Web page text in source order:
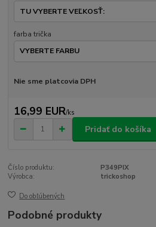
farba trička
Nie sme platcovia DPH
16,99 EUR/ks
Pridať do košíka
Číslo produktu:
P349PIX
Výrobca:
trickoshop
Do obľúbených
Podobné produkty